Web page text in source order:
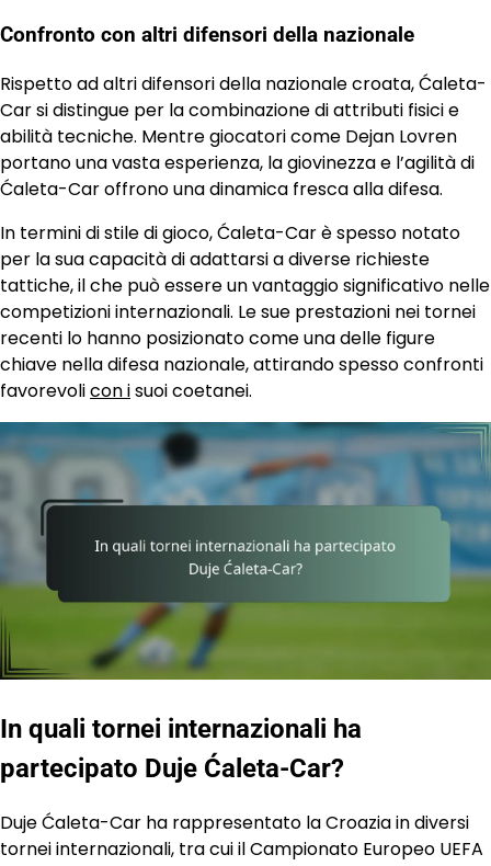
Confronto con altri difensori della nazionale
Rispetto ad altri difensori della nazionale croata, Ćaleta-
Car si distingue per la combinazione di attributi fisici e
abilità tecniche. Mentre giocatori come Dejan Lovren
portano una vasta esperienza, la giovinezza e l’agilità di
Ćaleta-Car offrono una dinamica fresca alla difesa.
In termini di stile di gioco, Ćaleta-Car è spesso notato
per la sua capacità di adattarsi a diverse richieste
tattiche, il che può essere un vantaggio significativo nelle
competizioni internazionali. Le sue prestazioni nei tornei
recenti lo hanno posizionato come una delle figure
chiave nella difesa nazionale, attirando spesso confronti
favorevolicon isuoi coetanei.
In quali tornei internazionali ha
partecipato Duje Ćaleta-Car?
Duje Ćaleta-Car ha rappresentato la Croazia in diversi
tornei internazionali, tra cui il Campionato Europeo UEFA